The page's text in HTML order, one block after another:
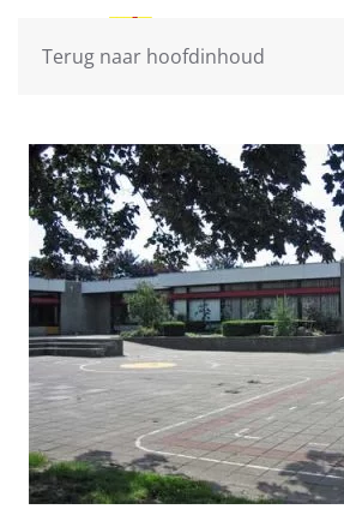
Terug naar hoofdinhoud